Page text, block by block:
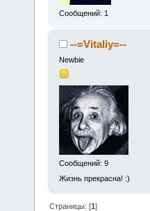
Сообщений: 1
--=Vitaliy=--
Newbie
Сообщений: 9
Жизнь прекрасна! :)
Страницы: [1]